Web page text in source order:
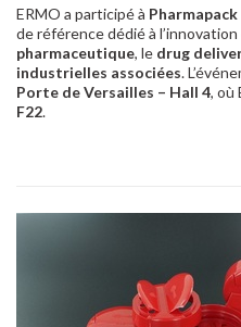
ERMO a participé à
de référence dédié à l’innovation
pharmaceutique, le drug
industrielles associées.
Porte de Versailles – Hall 4, où
F22.